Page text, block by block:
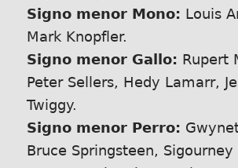
Signo menor Mono: Louis
Mark Knopfler.
Signo menor Gallo: Rupert
Peter Sellers, Hedy Lamarr,
Twiggy.
Signo menor Perro:
Bruce Springsteen, Sigourney